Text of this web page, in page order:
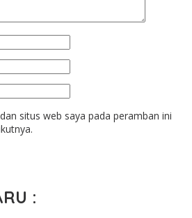
situs web saya pada peramban ini
: